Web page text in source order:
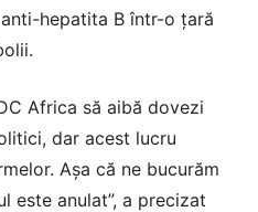
hepatita B într-o țară
Africa să aibă dovezi
dar acest lucru
Așa că ne bucurăm
este anulat”, a precizat